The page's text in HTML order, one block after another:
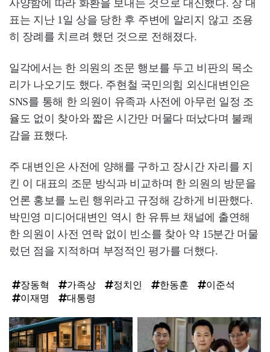
사양함에 따라 화환을 보내는 것으로 대신했다. 장 대
표는 지난 1일 상을 당한 후 주변에 알리지 않고 조용
히 장례를 치르려 했던 것으로 전해졌다.
일각에서는 한 의원의 조문 행보를 두고 비판의 목소
리가 나오기도 했다. 주현철 국민의힘 외신대변인은
SNS를 통해 한 의원이 유족과 사전에 아무런 일정 조
율도 없이 찾아와 짧은 시간만 머물다 떠났다며 불쾌
감을 표했다.
주 대변인은 사전에 양해를 구하고 장시간 자리를 지
킨 이 대표의 조문 방식과 비교하며 한 의원의 방문을
언론 홍보를 노린 행위라고 규정해 강하게 비판했다.
박민영 미디어대변인 역시 한 유튜브 채널에 출연해
한 의원이 사전 연락 없이 빈소를 찾아 약 15분간 머물
렀던 점을 지적하며 부정적인 평가를 더했다.
장동혁 가족상 정치인 한동훈
이준석
이재명
대통령
탑
라
인